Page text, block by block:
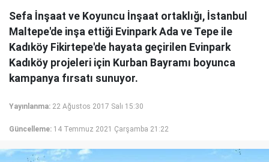
Sefa İnşaat ve Koyuncu İnşaat ortaklığı, İstanbul
Maltepe'de inşa ettiği Evinpark Ada ve Tepe ile
Kadıköy Fikirtepe'de hayata geçirilen Evinpark
Kadıköy projeleri için Kurban Bayramı boyunca
kampanya fırsatı sunuyor.
Yayınlanma: 22 Ağustos 2017 Salı 15:30
Güncelleme: 14 Temmuz 2021 Çarşamba 21:22